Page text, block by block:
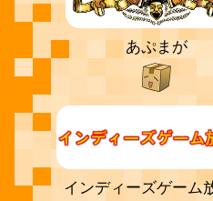
あぷまが
インディーズゲーム